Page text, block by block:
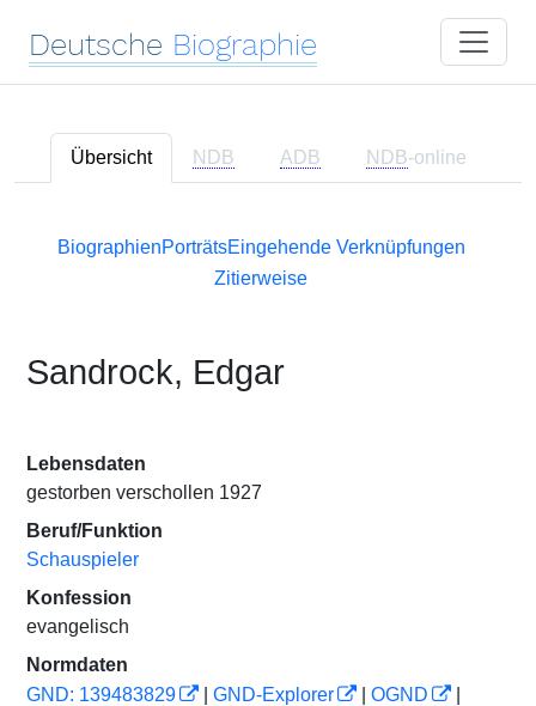
Deutsche Biographie
Übersicht NDB ADB NDB-online
BiographienPorträtsEingehende Verknüpfungen
Zitierweise
Sandrock, Edgar
Lebensdaten
gestorben verschollen 1927
Beruf/Funktion
Schauspieler
Konfession
evangelisch
Normdaten
GND: 139483829
GND-Explorer OGND